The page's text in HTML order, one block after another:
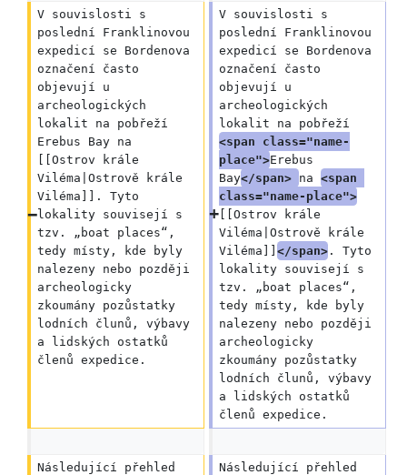
V souvislosti s
poslední Franklinovou
expedicí se Bordenova
označení často
objevují u
archeologických
lokalit na pobřeží
Erebus Bay na
[[Ostrov krále
Viléma|Ostrově krále
Viléma]]. Tyto
lokality souvisejí s
tzv. „boat places“,
tedy místy, kde byly
nalezeny nebo později
archeologicky
zkoumány pozůstatky
lodních člunů, výbavy
a lidských ostatků
členů expedice.
V souvislosti s
poslední Franklinovou
expedicí se Bordenova
označení často
objevují u
archeologických
lokalit na pobřeží
<span class="name-
place">Erebus
Bay</span> na <span
class="name-place">
[[Ostrov krále
Viléma|Ostrově krále
Viléma]] </span>. Tyto
lokality souvisejí s
tzv. „boat places“,
tedy místy, kde byly
nalezeny nebo později
archeologicky
zkoumány pozůstatky
lodních člunů, výbavy
a lidských ostatků
členů expedice.
Následující přehled
Následující přehled